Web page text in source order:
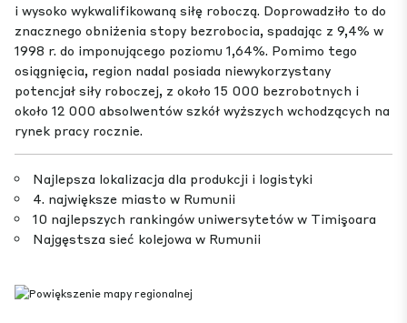
i wysoko wykwalifikowaną siłę roboczą. Doprowadziło to do
znacznego obniżenia stopy bezrobocia, spadając z 9,4% w
1998 r. do imponującego poziomu 1,64%. Pomimo tego
osiągnięcia, region nadal posiada niewykorzystany
potencjał siły roboczej, z około 15 000 bezrobotnych i
około 12 000 absolwentów szkół wyższych wchodzących na
rynek pracy rocznie.
Najlepsza lokalizacja dla produkcji i logistyki
4. największe miasto w Rumunii
10 najlepszych rankingów uniwersytetów w Timişoara
Najgęstsza sieć kolejowa w Rumunii